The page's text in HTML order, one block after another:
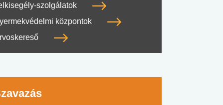
szolgálatok
központok